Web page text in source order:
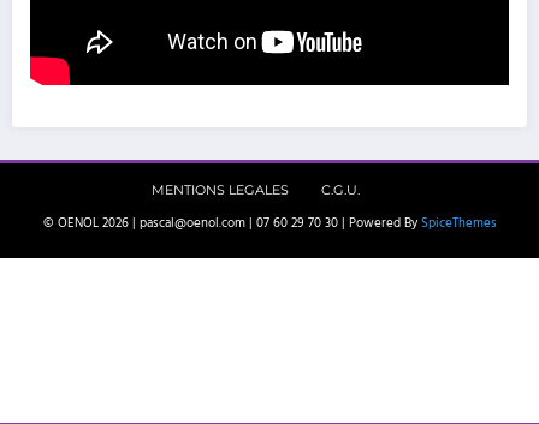
MENTIONS LEGALES C.G.U.
© OENOL 2026 | pascal@oenol.com | 07 60 29 70 30 | Powered By SpiceThemes